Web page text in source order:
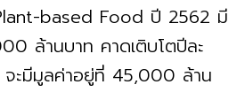
based Food ปี 2562 มี
ล้านบาท คาดเติบโตปีละ
จะมีมูลค่าอยู่ที่ 45,000 ล้าน